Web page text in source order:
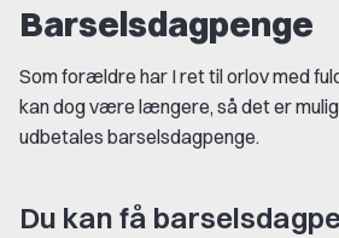
Barselsdagpenge
Som forældre har I ret til orlov med
kan dog være længere, så det er
udbetales barselsdagpenge.
Du kan få